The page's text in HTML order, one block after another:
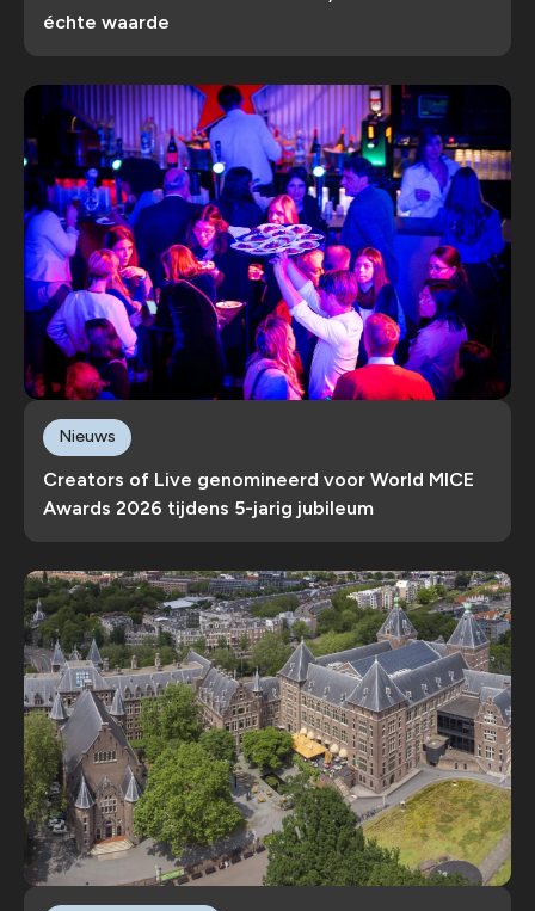
échte waarde
Creators of Live genomineerd voor World MICE
Awards 2026 tijdens 5-jarig jubileum
Nieuws